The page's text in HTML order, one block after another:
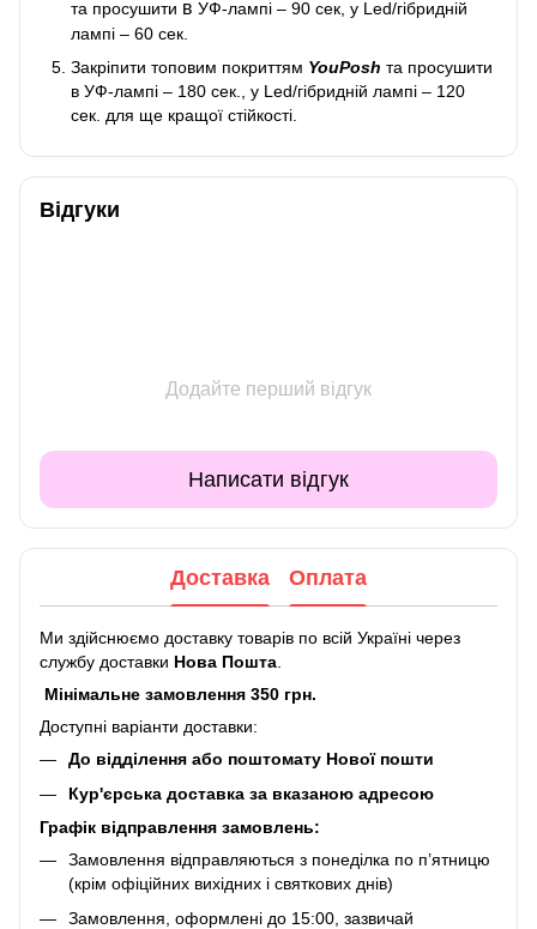
та просушити в УФ-лампі – 90 сек, у Led/гібридній
лампі – 60 сек.
Закріпити топовим покриттям YouPosh та просушити
в УФ-лампі – 180 сек., у Led/гібридній лампі – 120
сек. для ще кращої стійкості.
Відгуки
Додайте перший відгук
Написати відгук
Доставка Оплата
Ми здійснюємо доставку товарів по всій Україні через
службу доставки Нова Пошта.
Мінімальне замовлення 350 грн.
Доступні варіанти доставки:
До відділення або поштомату Нової пошти
Кур'єрська доставка за вказаною адресою
Графік відправлення замовлень:
Замовлення відправляються з понеділка по п’ятницю
(крім офіційних вихідних і святкових днів)
Замовлення, оформлені до 15:00, зазвичай